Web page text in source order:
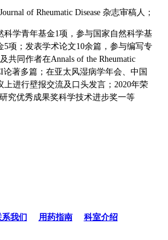
of Rheumatic Disease 杂志审稿人；
科学青年基金1项，参与国家自然科学基
5项；发表学术论文10余篇，参与编写专
共同作者在Annals of the Rheumatic
论著多篇；在亚太风湿病学年会、中国
上进行壁报交流及口头发言；2020年荣
究优秀成果奖科学技术进步奖一等
系我们 用药指南| 科室介绍